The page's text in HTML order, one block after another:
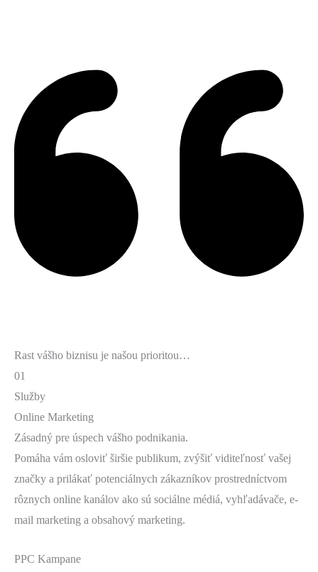
Rast vášho biznisu je našou prioritou…
01
Služby
Online Marketing
Zásadný pre úspech vášho podnikania.
Pomáha vám osloviť širšie publikum, zvýšiť viditeľnosť vašej
značky a prilákať potenciálnych zákazníkov prostredníctvom
rôznych online kanálov ako sú sociálne médiá, vyhľadávače, e-
mail marketing a obsahový marketing.
PPC Kampane